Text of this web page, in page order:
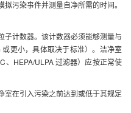
污染事件并测量自净所需的时间。
计数器。该计数器必须能够测量与
更小，具体取决于标准）。洁净室
、HEPA/ULPA 过滤器）应按正常使
在引入污染之前达到或低于其规定